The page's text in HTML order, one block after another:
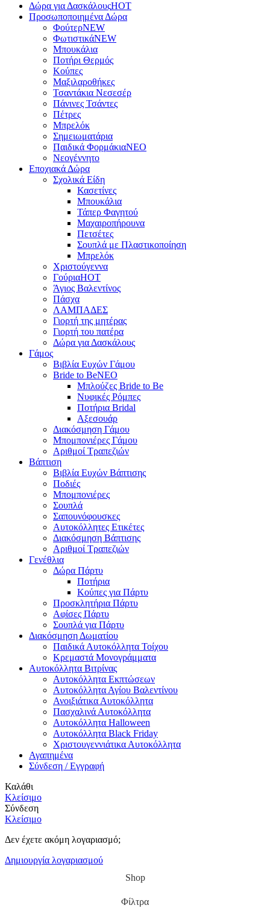
Δώρα για ΔασκάλουςHOT
Προσωποποιημένα Δώρα
ΦούτερNEW
ΦωτιστικάNEW
Μπουκάλια
Ποτήρι Θερμός
Κούπες
Μαξιλαροθήκες
Τσαντάκια Νεσεσέρ
Πάνινες Τσάντες
Πέτρες
Μπρελόκ
Σημειωματάρια
Παιδικά ΦορμάκιαNEO
Νεογέννητο
Εποχιακά Δώρα
Σχολικά Είδη
Κασετίνες
Μπουκάλια
Τάπερ Φαγητού
Μαχαιροπήρουνα
Πετσέτες
Σουπλά με Πλαστικοποίηση
Μπρελόκ
Χριστούγεννα
ΓούριαHOT
Άγιος Βαλεντίνος
Πάσχα
ΛΑΜΠΑΔΕΣ
Γιορτή της μητέρας
Γιορτή του πατέρα
Δώρα για Δασκάλους
Γάμος
Βιβλία Ευχών Γάμου
Bride to BeNEO
Μπλούζες Bride to Be
Νυφικές Ρόμπες
Ποτήρια Bridal
Αξεσουάρ
Διακόσμηση Γάμου
Μπομπονιέρες Γάμου
Αριθμοί Τραπεζιών
Βάπτιση
Βιβλία Ευχών Βάπτισης
Ποδιές
Μπομπονιέρες
Σουπλά
Σαπουνόφουσκες
Αυτοκόλλητες Ετικέτες
Διακόσμηση Βάπτισης
Αριθμοί Τραπεζιών
Γενέθλια
Δώρα Πάρτυ
Ποτήρια
Κούπες για Πάρτυ
Προσκλητήρια Πάρτυ
Αφίσες Πάρτυ
Σουπλά για Πάρτυ
Διακόσμηση Δωματίου
Παιδικά Αυτοκόλλητα Τοίχου
Κρεμαστά Μονογράμματα
Αυτοκόλλητα Βιτρίνας
Αυτοκόλλητα Εκπτώσεων
Αυτοκόλλητα Αγίου Βαλεντίνου
Ανοιξιάτικα Αυτοκόλλητα
Πασχαλινά Αυτοκόλλητα
Αυτοκόλλητα Halloween
Αυτοκόλλητα Black Friday
Χριστουγεννιάτικα Αυτοκόλλητα
Αγαπημένα
Σύνδεση / Εγγραφή
Καλάθι
Κλείσιμο
Σύνδεση
Κλείσιμο
Δεν έχετε ακόμη λογαριασμό;
Δημιουργία λογαριασμού
Shop
Φίλτρα